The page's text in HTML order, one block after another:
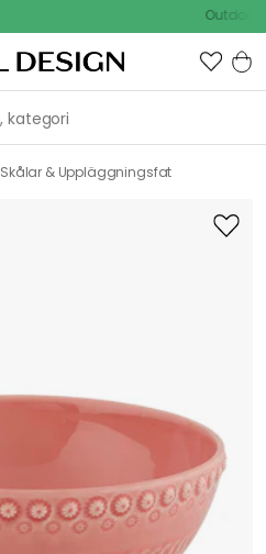
Outdoor
Skålar & Uppläggningsfat